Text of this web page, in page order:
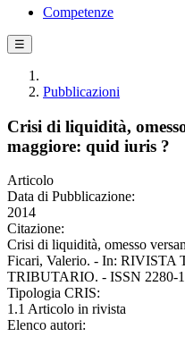
Competenze
☰
Pubblicazioni
Crisi di liquidità,
maggiore: quid iuris ?
Articolo
Data di Pubblicazione:
2014
Citazione:
Crisi di liquidità, omesso
Ficari, Valerio. - In:
TRIBUTARIO. - ISSN 2280-
Tipologia CRIS:
1.1 Articolo in rivista
Elenco autori: